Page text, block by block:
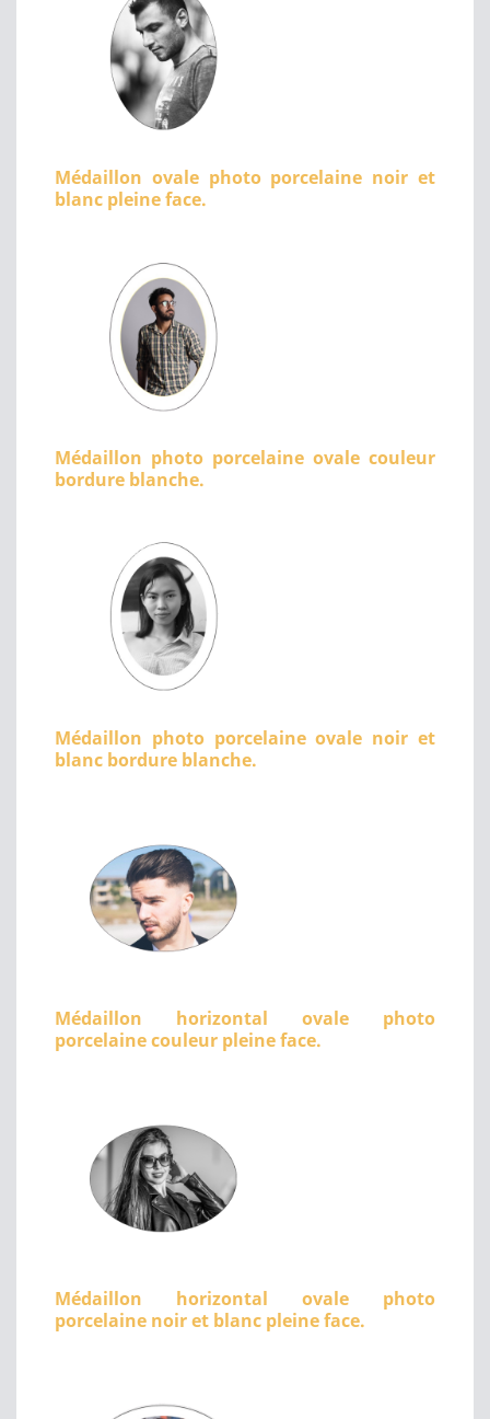
Médaillon ovale photo porcelaine noir et
blanc pleine face.
Médaillon photo porcelaine ovale couleur
bordure blanche.
Médaillon photo porcelaine ovale noir et
blanc bordure blanche.
Médaillon horizontal ovale photo
porcelaine couleur pleine face.
Médaillon horizontal ovale photo
porcelaine noir et blanc pleine face.